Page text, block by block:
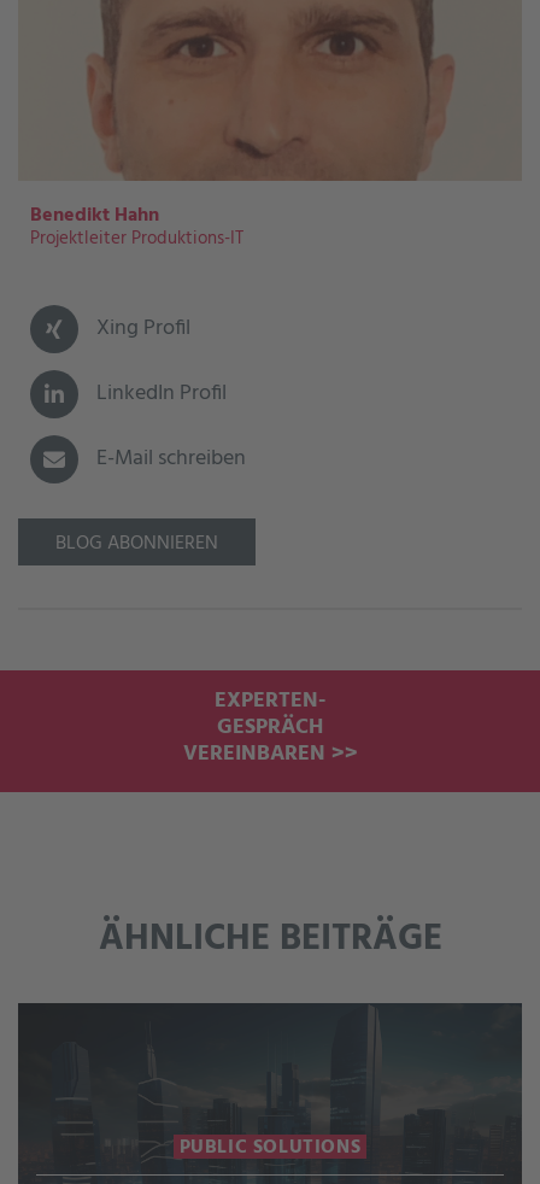
Benedikt Hahn
Projektleiter Produktions-IT
Xing Profil
LinkedIn Profil
E-Mail schreiben
BLOG ABONNIEREN
EXPERTEN-
GESPRÄCH
VEREINBAREN >>
ÄHNLICHE BEITRÄGE
PUBLIC SOLUTIONS